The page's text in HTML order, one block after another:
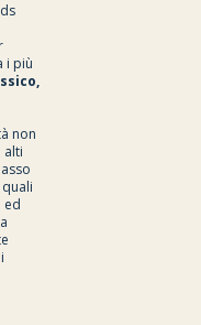
i più
non
alti
ed